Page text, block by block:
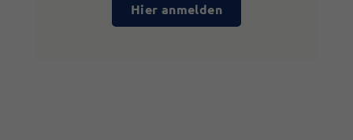
Hier anmelden